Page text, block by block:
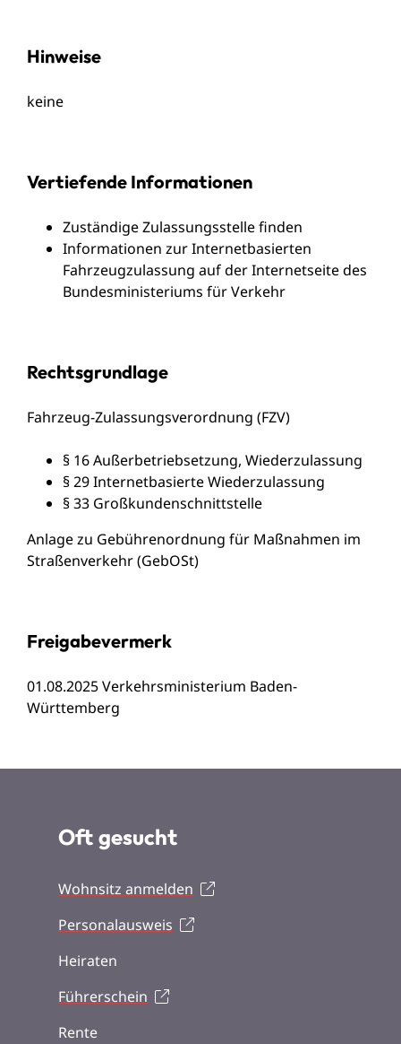
Hinweise
keine
Vertiefende Informationen
Zuständige Zulassungsstelle finden
Informationen zur Internetbasierten
Fahrzeugzulassung auf der Internetseite des
Bundesministeriums für Verkehr
Rechtsgrundlage
Fahrzeug-Zulassungsverordnung (FZV)
§ 16 Außerbetriebsetzung, Wiederzulassung
§ 29 Internetbasierte Wiederzulassung
§ 33 Großkundenschnittstelle
Anlage zu Gebührenordnung für Maßnahmen im
Straßenverkehr (GebOSt)
Freigabevermerk
01.08.2025 Verkehrsministerium Baden-
Württemberg
Oft gesucht
Wohnsitz anmelden
Personalausweis
Heiraten
Führerschein
Rente